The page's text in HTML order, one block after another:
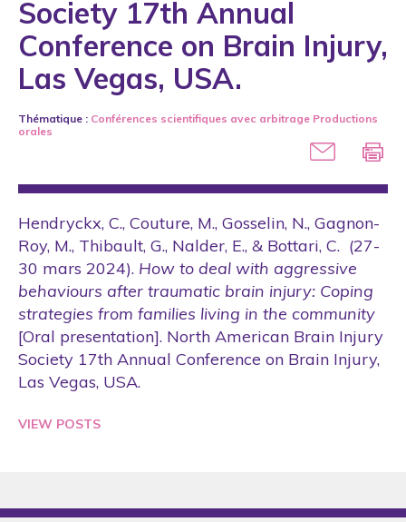
2005
2011
2012
2013
2014
2015
2016
2017
2021
A. Nobels
A. Pislaru
A. Riendeau
A. Rondeau-Leclaire
A. Tourigny
A. Veil
A. Warren
A.E. Ermer
A.F. De Oliveira Batista
A.P. DePrince
Society 17th Annual
Conference on Brain Injury,
Las Vegas, USA.
Thématique : Conférences scientifiques avec arbitrage Productions
orales
Hendryckx, C., Couture, M., Gosselin, N., Gagnon-
Roy, M., Thibault, G., Nalder, E., & Bottari, C. (27-
30 mars 2024). How to deal with aggressive
behaviours after traumatic brain injury: Coping
strategies from families living in the community
[Oral presentation]. North American Brain Injury
Society 17th Annual Conference on Brain Injury,
Las Vegas, USA.
VIEW POSTS